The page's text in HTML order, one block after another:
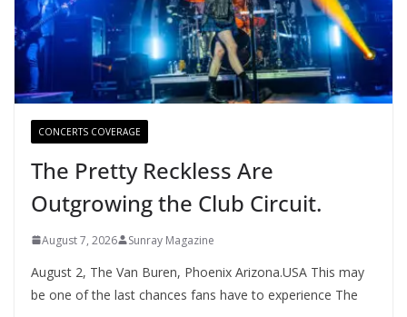
CONCERTS COVERAGE
The Pretty Reckless Are
Outgrowing the Club Circuit.
August 7, 2026 Sunray Magazine
August 2, The Van Buren, Phoenix Arizona.USA This may
be one of the last chances fans have to experience The